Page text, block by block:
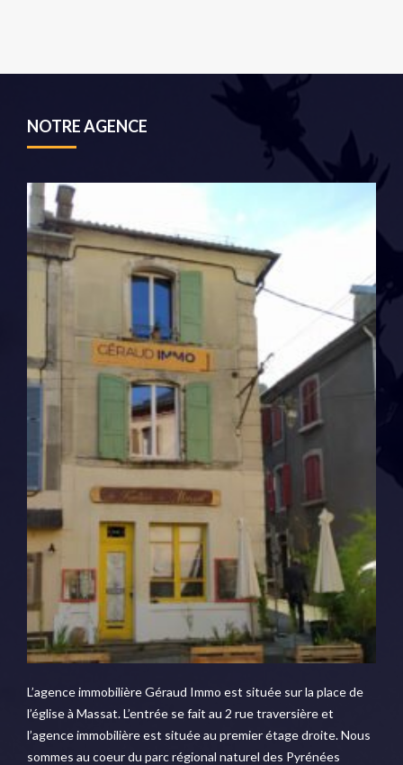
NOTRE AGENCE
L’agence immobilière Géraud Immo est située sur la place de
l’église à Massat. L’entrée se fait au 2 rue traversière et
l’agence immobilière est située au premier étage droite. Nous
sommes au coeur du parc régional naturel des Pyrénées